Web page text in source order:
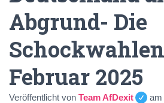
Abgrund- Die
Februar 2025
Veröffentlicht von Team AfDexit am